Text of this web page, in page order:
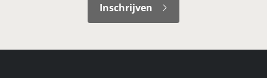
Inschrijven